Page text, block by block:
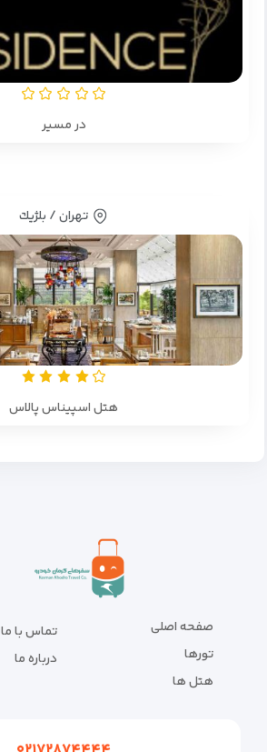
در مسیر
تهران / بلژيك
هتل اسپیناس پالاس
صفحه اصلی
تورها
هتل ها
تماس با ما
درباره ما